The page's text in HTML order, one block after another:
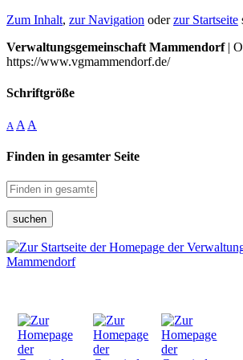
Zum Inhalt, zur Navigation oderzur Startseite
Verwaltungsgemeinschaft Mammendorf|
https://www.vgmammendorf.de/
Schriftgröße
A A A
Finden in gesamter Seite
suchen